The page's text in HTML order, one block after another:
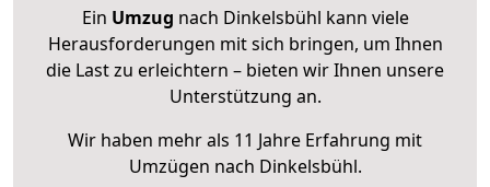
Ein Umzug nach Dinkelsbühl kann viele
Herausforderungen mit sich bringen, um Ihnen
die Last zu erleichtern – bieten wir Ihnen unsere
Unterstützung an.
Wir haben mehr als 11 Jahre Erfahrung mit
Umzügen nach Dinkelsbühl.